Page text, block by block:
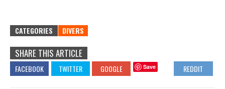
CATEGORIES DIVERS
SHARE THIS ARTICLE
Save